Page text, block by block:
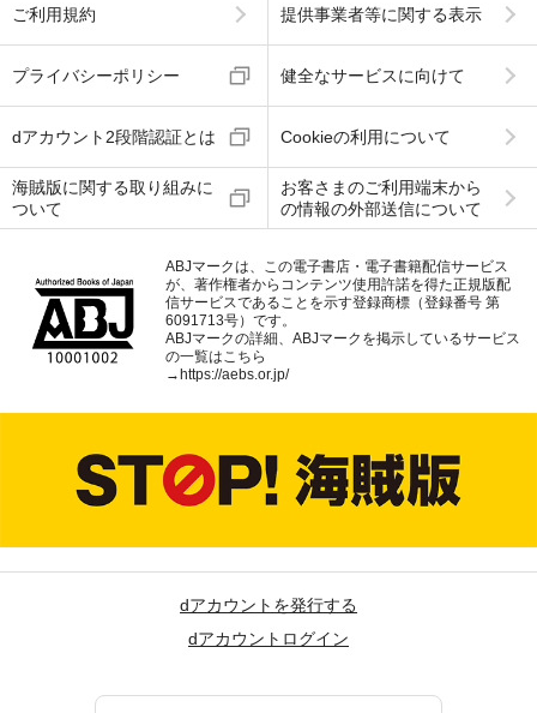
ご利用規約 提供事業者等に関する表示
プライバシーポリシー 健全なサービスに向けて
dアカウント2段階認証とは Cookieの利用について
海賊版に関する取り組みに
ついて
お客さまのご利用端末から
の情報の外部送信について
ABJマークは、この電子書店・電子書籍配信サービス
が、著作権者からコンテンツ使用許諾を得た正規版配
信サービスであることを示す登録商標（登録番号 第
6091713号）です。
ABJマークの詳細、ABJマークを掲示しているサービス
の一覧はこちら
→https://aebs.or.jp/
dアカウントを発行する
dアカウントログイン